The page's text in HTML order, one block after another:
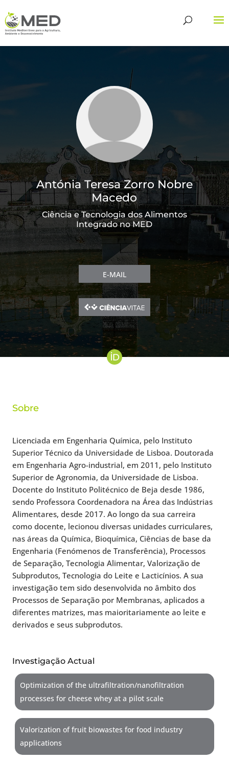
Antónia Teresa Zorro Nobre
Macedo
Ciência e Tecnologia dos Alimentos
Integrado no MED
E-MAIL
Sobre
Licenciada em Engenharia Química, pelo Instituto
Superior Técnico da Universidade de Lisboa. Doutorada
em Engenharia Agro-industrial, em 2011, pelo Instituto
Superior de Agronomia, da Universidade de Lisboa.
Docente do Instituto Politécnico de Beja desde 1986,
sendo Professora Coordenadora na Área das Indústrias
Alimentares, desde 2017. Ao longo da sua carreira
como docente, lecionou diversas unidades curriculares,
nas áreas da Química, Bioquímica, Ciências de base da
Engenharia (Fenómenos de Transferência), Processos
de Separação, Tecnologia Alimentar, Valorização de
Subprodutos, Tecnologia do Leite e Lacticínios. A sua
investigação tem sido desenvolvida no âmbito dos
Processos de Separação por Membranas, aplicados a
diferentes matrizes, mas maioritariamente ao leite e
derivados e seus subprodutos.
Investigação Actual
Optimization of the ultrafiltration/nanofiltration
processes for cheese whey at a pilot scale
Valorization of fruit biowastes for food industry
applications